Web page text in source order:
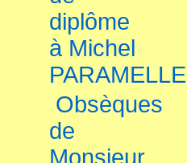
diplôme
à Michel
PARAMELLE
Obsèques
de
Monsieur